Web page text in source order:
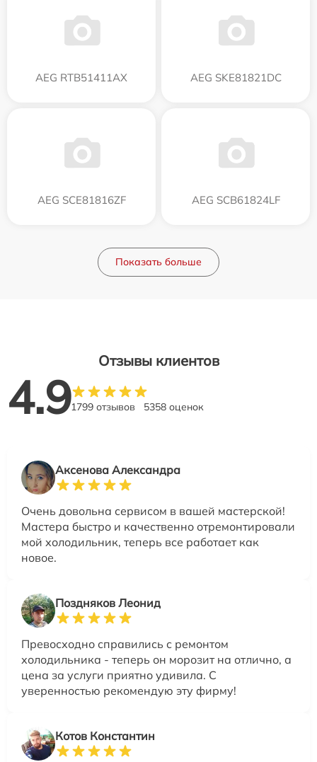
AEG RTB51411AX AEG SKE81821DC
AEG SCE81816ZF AEG SCB61824LF
Показать больше
Отзывы клиентов
4.91799 отзывов 5358 оценок
Аксенова Александра
Очень довольна сервисом в вашей мастерской!
Мастера быстро и качественно отремонтировали
мой холодильник, теперь все работает как
новое.
Поздняков Леонид
Превосходно справились с ремонтом
холодильника - теперь он морозит на отлично, а
цена за услуги приятно удивила. С
уверенностью рекомендую эту фирму!
Котов Константин